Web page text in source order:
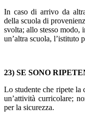
In caso di arrivo da
della scuola di
svolta; allo stesso modo,
un’altra scuola, l’istituto
23) SE SONO
Lo studente che ripete la
un’attività curricolare;
per la sicurezza.